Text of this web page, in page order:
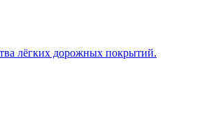
лёгких дорожных покрытий.